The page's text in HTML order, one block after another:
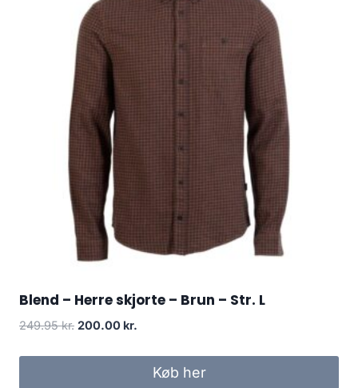
Blend – Herre skjorte – Brun – Str. L
249.95kr. Original
200.00 kr.
200.00 kr..
Køb her